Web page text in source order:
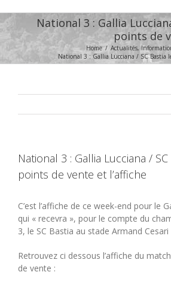
National 3 : Gallia
points de
Home / Actualités,
National 3 : Gallia Lucciana / SC Bastia
National 3 : Gallia Lucciana /
points de vente et l’affiche
C’est l’affiche de ce week-end pour le
qui « recevra », pour le compte du
3, le SC Bastia au stade Armand
Retrouvez ci dessous l’affiche du
de vente :